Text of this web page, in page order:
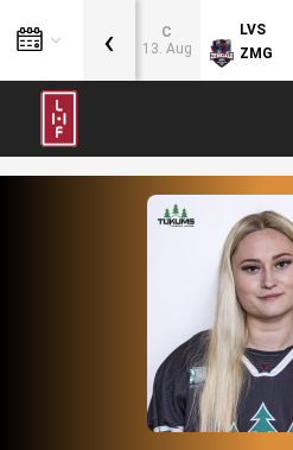
C
13. Aug
LVS
ZMG
‹